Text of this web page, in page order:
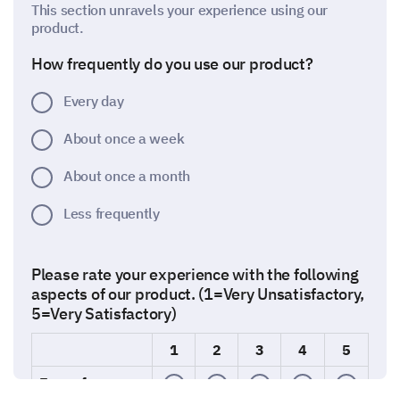
This section unravels your experience using our
product.
How frequently do you use our product?
Every day
About once a week
About once a month
Less frequently
Please rate your experience with the following
aspects of our product. (1=Very Unsatisfactory,
5=Very Satisfactory)
1 2 3 4
5
Ease of use